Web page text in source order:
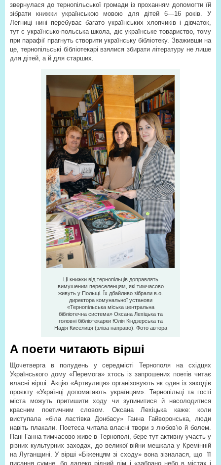
звернулася до тернопільської громади із проханням допомогти їй
зібрати книжки українською мовою для дітей 6—16 років. У
Легниці нині перебуває багато українських хлопчиків і дівчаток,
тут є українсько-польська школа, діє українське товариство, тому
при парафії прагнуть створити українську бібліотеку. Зваживши на
це, тернопільські бібліотекарі взялися збирати літературу не лише
для дітей, а й для старших.
Ці книжки від тернопільців доправлять
вимушеним переселенцям, які тимчасово
живуть у Польщі. Їх дбайливо зібрали в.о.
директора комунальної установи
«Тернопільська міська центральна
бібліотечна система» Оксана Лехіцька та
головні бібліотекарки Юлія Кіндзерська та
Надія Киселиця (зліва направо). Фото автора
А поети читають вірші
Щочетверга в полудень у середмісті Тернополя на східцях
Українського дому «Перемога» хтось із запрошених поетів читає
власні вірші. Акцію «Артвулиця» організовують як один із заходів
проєкту «Українці допомагають українцям». Тернопільці та гості
міста можуть притишити ходу чи зупинитися й насолодитися
красним поетичним словом. Оксана Лехіцька каже: коли
виступала «біла ластівка Донбасу» Ганна Гайворонська, люди
навіть плакали. Поетеса читала власні твори з любов’ю й болем.
Пані Ганна тимчасово живе в Тернополі, бере тут активну участь у
різних культурних заходах, до великої війни мешкала у Кремінній
на Луганщині. У вірші «Біженцям зі сходу» вона зізналася, що
її
писання сумне, бо далеко рідний дім і «забрано небо в містах і